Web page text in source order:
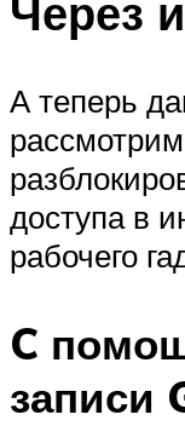
Через
А теперь
доступа в
рабочего
C
записи